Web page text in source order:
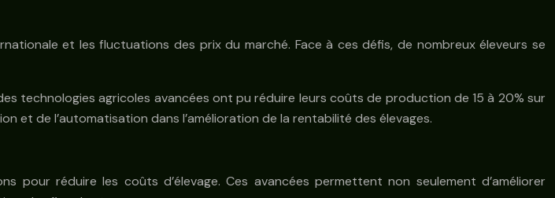
et les fluctuations des prix du marché. Face à ces défis, de nombreux éleveurs se
technologies agricoles avancées ont pu réduire leurs coûts de production de 15 à 20% sur
et de l’automatisation dans l’amélioration de la rentabilité des élevages.
pour réduire les coûts d’élevage. Ces avancées permettent non seulement d’améliorer